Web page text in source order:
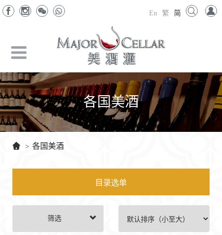
En 繁 简
各国美酒
> 各国美酒
目录选单
筛选